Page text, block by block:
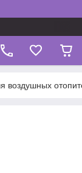
воздушных